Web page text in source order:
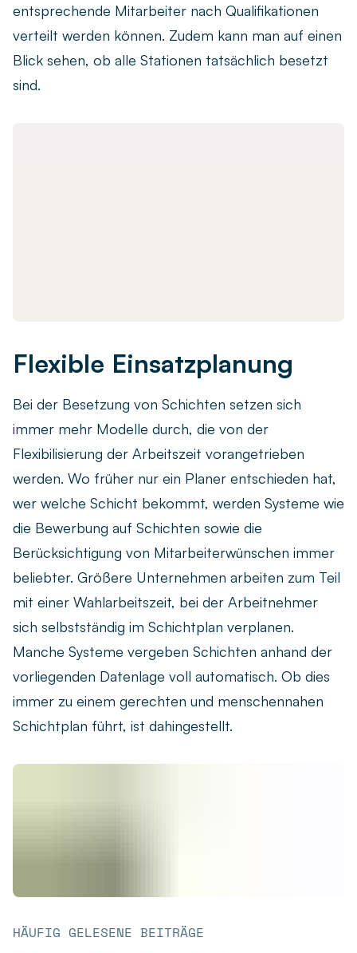
entsprechende Mitarbeiter nach Qualifikationen
verteilt werden können. Zudem kann man auf einen
Blick sehen, ob alle Stationen tatsächlich besetzt
sind.
Flexible Einsatzplanung
Bei der Besetzung von Schichten setzen sich
immer mehr Modelle durch, die von der
Flexibilisierung der Arbeitszeit vorangetrieben
werden. Wo früher nur ein Planer entschieden hat,
wer welche Schicht bekommt, werden Systeme wie
die Bewerbung auf Schichten sowie die
Berücksichtigung von Mitarbeiterwünschen immer
beliebter. Größere Unternehmen arbeiten zum Teil
mit einer Wahlarbeitszeit, bei der Arbeitnehmer
sich selbstständig im Schichtplan verplanen.
Manche Systeme vergeben Schichten anhand der
vorliegenden Datenlage voll automatisch. Ob dies
immer zu einem gerechten und menschennahen
Schichtplan führt, ist dahingestellt.
HÄUFIG GELESENE BEITRÄGE